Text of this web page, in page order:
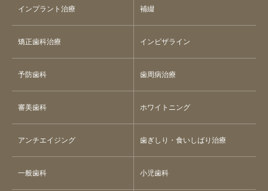
インプラント治療 補綴
矯正歯科治療 インビザライン
予防歯科 歯周病治療
審美歯科 ホワイトニング
アンチエイジング 歯ぎしり・食いしばり治療
一般歯科 小児歯科